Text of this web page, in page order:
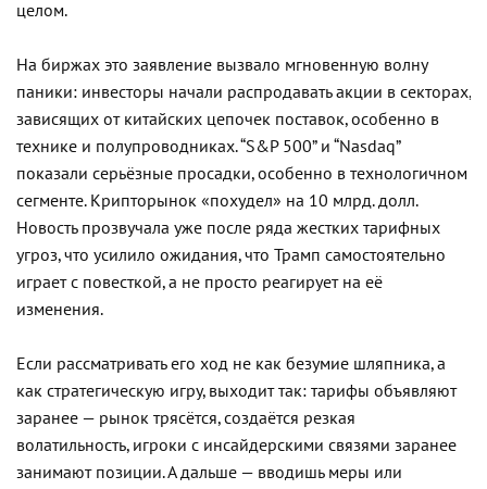
целом.
На биржах это заявление вызвало мгновенную волну
паники: инвесторы начали распродавать акции в секторах,
зависящих от китайских цепочек поставок, особенно в
технике и полупроводниках. “S&P 500” и “Nasdaq”
показали серьёзные просадки, особенно в технологичном
сегменте. Крипторынок «похудел» на 10 млрд. долл.
Новость прозвучала уже после ряда жестких тарифных
угроз, что усилило ожидания, что Трамп самостоятельно
играет с повесткой, а не просто реагирует на её
изменения.
Если рассматривать его ход не как безумие шляпника, а
как стратегическую игру, выходит так: тарифы объявляют
заранее — рынок трясётся, создаётся резкая
волатильность, игроки с инсайдерскими связями заранее
занимают позиции. А дальше — вводишь меры или